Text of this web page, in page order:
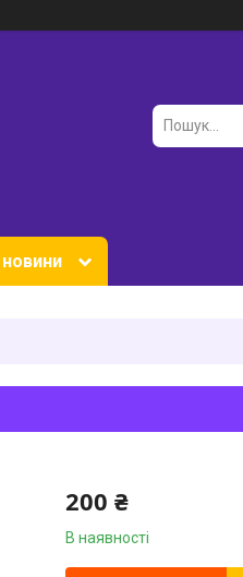
новини
200 ₴
В наявності